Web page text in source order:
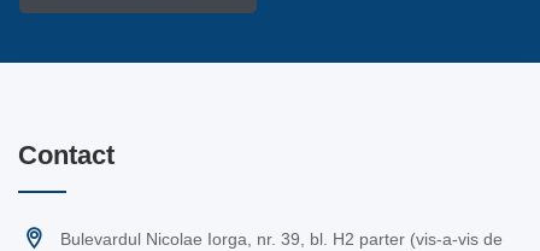
Contact
Bulevardul Nicolae Iorga, nr. 39, bl. H2 parter (vis-a-vis de